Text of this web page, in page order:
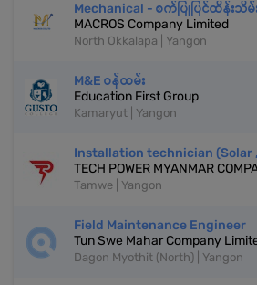
Mechanical - စက်ပြုပြင်ထိန်းသိ
MACROS Company Limited
North Okkalapa | Yangon
M&E ဝန်ထမ်း
Education First Group
Kamaryut | Yangon
Installation technician
TECH POWER MYANMAR
Tamwe | Yangon
Field Maintenance Engineer
Tun Swe Mahar Company
Dagon Myothit (North) | Yangon